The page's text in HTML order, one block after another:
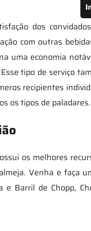
dos
com outras
uma economia
tipo de serviço
recipientes
os tipos de paladares.
os melhores
Venha e faça
Barril de Chopp,